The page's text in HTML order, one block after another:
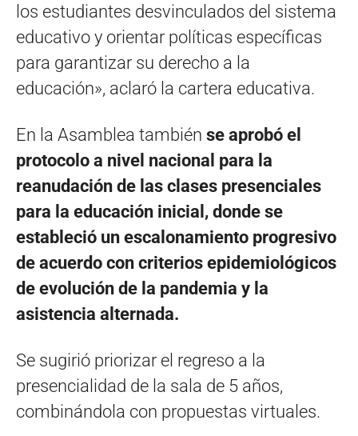
los estudiantes desvinculados del sistema
educativo y orientar políticas específicas
para garantizar su derecho a la
educación», aclaró la cartera educativa.
En la Asamblea también se aprobó el
protocolo a nivel nacional para la
reanudación de las clases presenciales
para la educación inicial, donde se
estableció un escalonamiento progresivo
de acuerdo con criterios epidemiológicos
de evolución de la pandemia y la
asistencia alternada.
Se sugirió priorizar el regreso a la
presencialidad de la sala de 5 años,
combinándola con propuestas virtuales.